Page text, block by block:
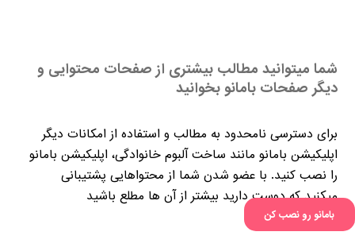
شما میتوانید مطالب بیشتری از صفحات محتوایی و
دیگر صفحات بامانو بخوانید
برای دسترسی نامحدود به مطالب و استفاده از امکانات دیگر
اپلیکیشن بامانو مانند ساخت آلبوم خانوادگی، اپلیکیشن بامانو
را نصب کنید. با عضو شدن شما از محتواهایی پشتیبانی
میکنید که دوست دارید بیشتر از آن ها مطلع باشید
بامانو رو نصب کن
پست های مشابه